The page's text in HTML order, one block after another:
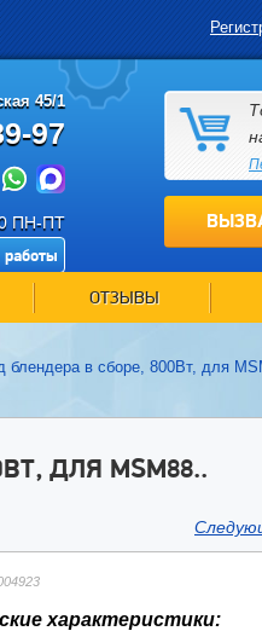
45/1
97
ПН-ПТ
ОТЗЫВЫ
блендера в сборе, 800Вт, для
ДЛЯ MSM88..
характеристики: